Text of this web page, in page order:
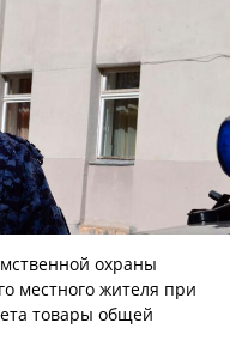
охраны
местного жителя при
товары общей